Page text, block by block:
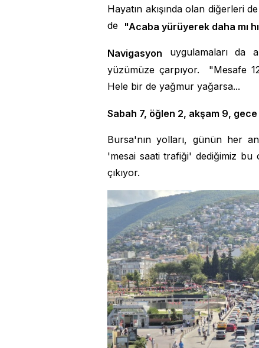
Hayatın akışında olan diğerleri
de "Acaba yürüyerek daha mı
Navigasyon uygulamaları da
yüzümüze çarpıyor. "Mesafe
Hele bir de yağmur yağarsa...
Sabah 7, öğlen 2, akşam 9,
Bursa'nın yolları, günün her
'mesai saati trafiği' dediğimiz bu
çıkıyor.